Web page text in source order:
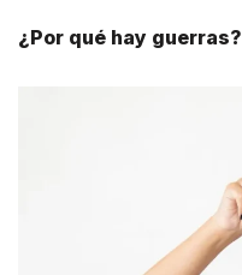
¿Por qué hay guerras?